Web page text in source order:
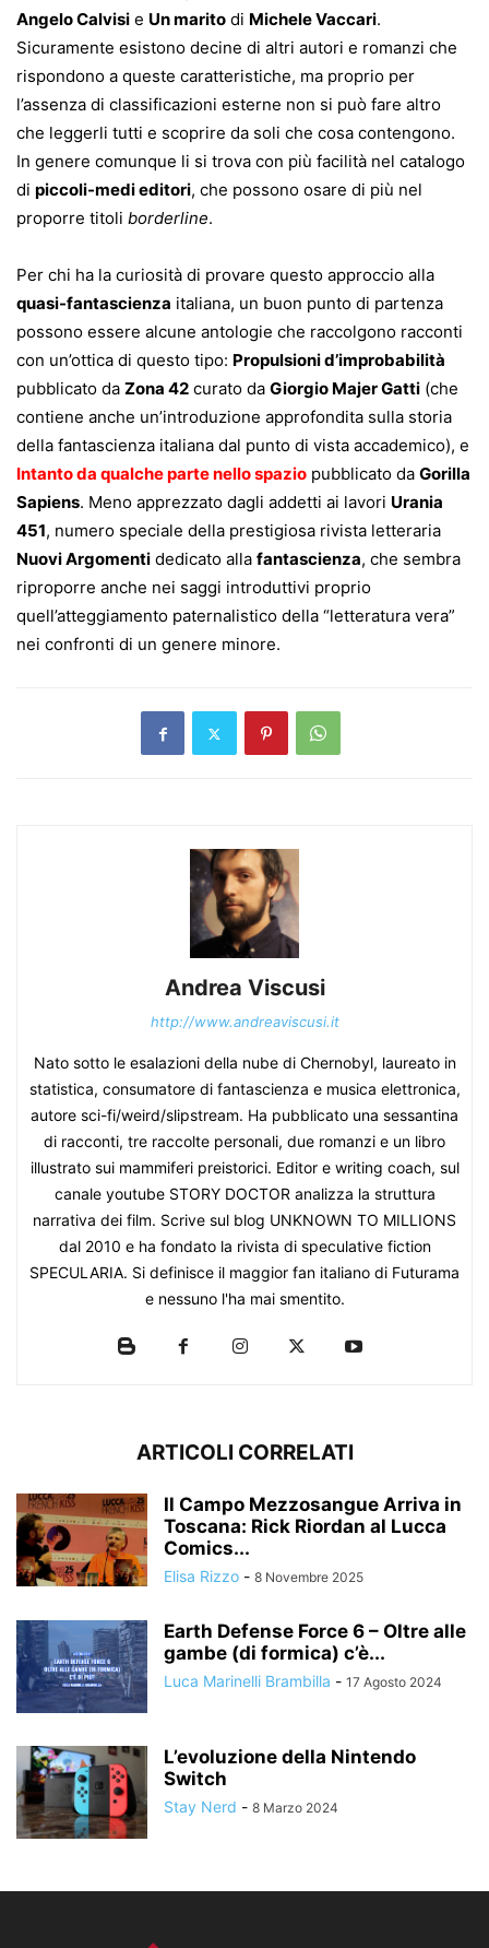
Angelo Calvisi e Un marito di Michele Vaccari.
Sicuramente esistono decine di altri autori e romanzi che
rispondono a queste caratteristiche, ma proprio per
l’assenza di classificazioni esterne non si può fare altro
che leggerli tutti e scoprire da soli che cosa contengono.
In genere comunque li si trova con più facilità nel catalogo
di piccoli-medi editori, che possono osare di più nel
proporre titoli borderline.
Per chi ha la curiosità di provare questo approccio alla
quasi-fantascienza italiana, un buon punto di partenza
possono essere alcune antologie che raccolgono racconti
con un’ottica di questo tipo: Propulsioni d’improbabilità
pubblicato da Zona 42 curato da Giorgio Majer Gatti (che
contiene anche un’introduzione approfondita sulla storia
della fantascienza italiana dal punto di vista accademico), e
Intanto da qualche parte nello spazio pubblicato da Gorilla
Sapiens. Meno apprezzato dagli addetti ai lavori Urania
451, numero speciale della prestigiosa rivista letteraria
Nuovi Argomenti dedicato alla fantascienza, che sembra
riproporre anche nei saggi introduttivi proprio
quell’atteggiamento paternalistico della “letteratura vera”
nei confronti di un genere minore.
Andrea Viscusi
http://www.andreaviscusi.it
Nato sotto le esalazioni della nube di Chernobyl, laureato in
statistica, consumatore di fantascienza e musica elettronica,
autore sci-fi/weird/slipstream. Ha pubblicato una sessantina
di racconti, tre raccolte personali, due romanzi e un libro
illustrato sui mammiferi preistorici. Editor e writing coach, sul
canale youtube STORY DOCTOR analizza la struttura
narrativa dei film. Scrive sul blog UNKNOWN TO MILLIONS
dal 2010 e ha fondato la rivista di speculative fiction
SPECULARIA. Si definisce il maggior fan italiano di Futurama
e nessuno l'ha mai smentito.
ARTICOLI CORRELATI
Il Campo Mezzosangue Arriva in
Toscana: Rick Riordan al Lucca
Comics...
Elisa Rizzo - 8 Novembre 2025
Earth Defense Force 6 – Oltre alle
gambe (di formica) c’è...
Luca Marinelli Brambilla - 17 Agosto 2024
L’evoluzione della Nintendo
Switch
Stay Nerd - 8 Marzo 2024